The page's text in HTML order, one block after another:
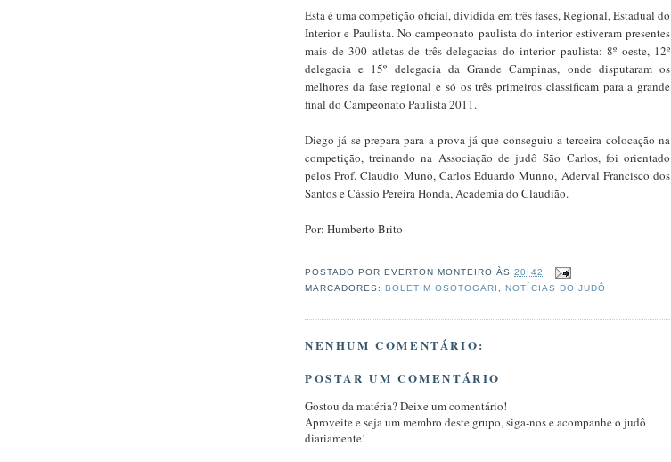
Esta é uma competição oficial, dividida em três fases, Regional, Estadual do
Interior e Paulista. No campeonato paulista do interior estiveram presentes
mais de 300 atletas de três delegacias do interior paulista: 8º oeste, 12º
delegacia e 15º delegacia da Grande Campinas, onde disputaram os
melhores da fase regional e só os três primeiros classificam para a grande
final do Campeonato Paulista 2011.
Diego já se prepara para a prova já que conseguiu a terceira colocação na
competição, treinando na Associação de judô São Carlos, foi orientado
pelos Prof. Claudio Muno, Carlos Eduardo Munno, Aderval Francisco dos
Santos e Cássio Pereira Honda, Academia do Claudião.
Por: Humberto Brito
POSTADO POR EVERTON MONTEIRO ÀS20:42
MARCADORES:BOLETIM OSOTOGARI ,NOTÍCIAS DO JUDÔ
NENHUM COMENTÁRIO:
POSTAR UM COMENTÁRIO
Gostou da matéria? Deixe um comentário!
Aproveite e seja um membro deste grupo, siga-nos e acompanhe o judô
diariamente!